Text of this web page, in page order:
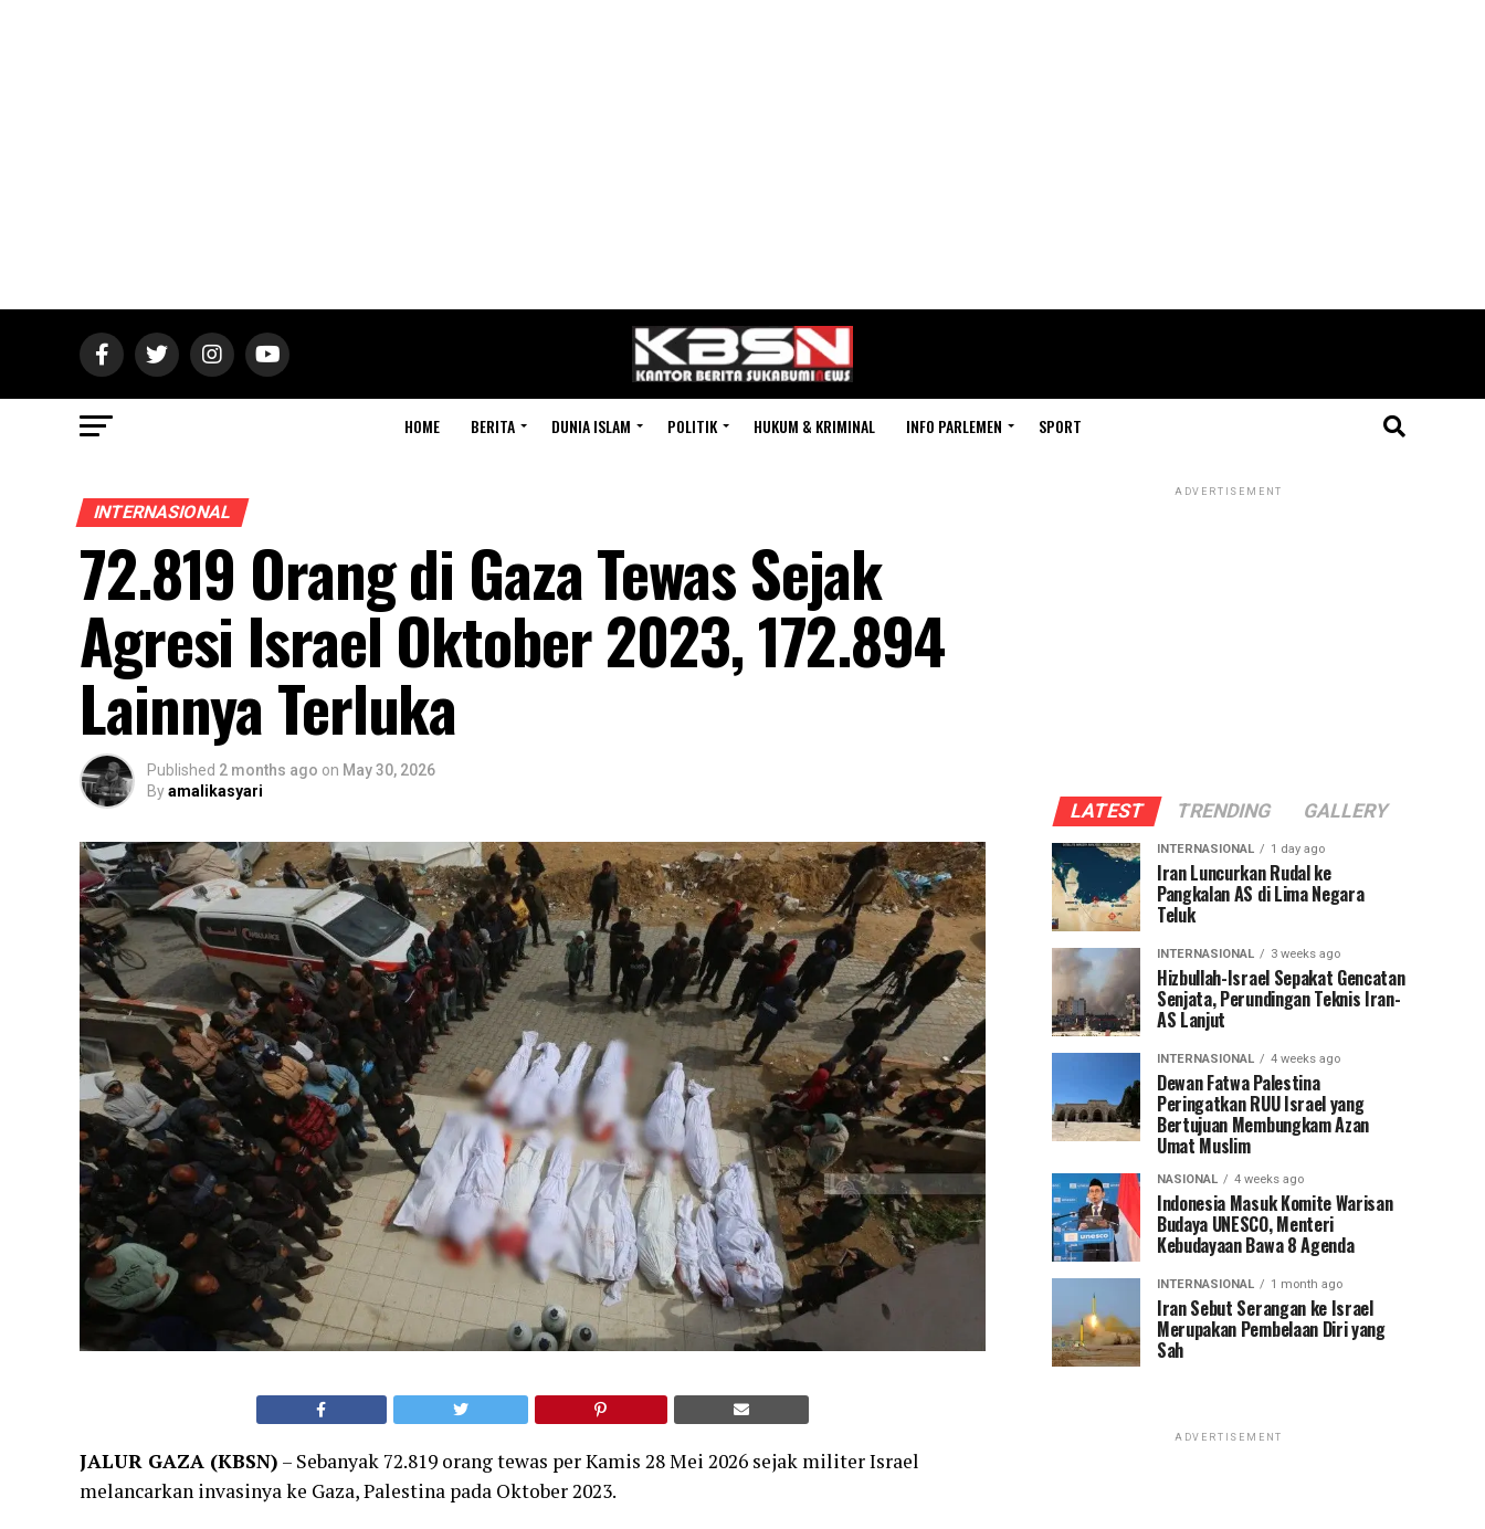
HOME BERITA DUNIA ISLAM POLITIK HUKUM & KRIMINAL INFO PARLEMEN SPORT
INTERNASIONAL
72.819 Orang di Gaza Tewas Sejak
Agresi Israel Oktober 2023, 172.894
Lainnya Terluka
Published 2 months ago on May 30, 2026
Byamalikasyari
JALUR GAZA (KBSN) – Sebanyak 72.819 orang tewas per Kamis 28 Mei 2026 sejak militer Israel
melancarkan invasinya ke Gaza, Palestina pada Oktober 2023.
ADVERTISEMENT
LATEST TRENDING GALLERY
INTERNASIONAL 1 day ago
Iran Luncurkan Rudal ke
Pangkalan AS di Lima Negara
Teluk
INTERNASIONAL 3 weeks ago
Hizbullah-Israel Sepakat Gencatan
Senjata, Perundingan Teknis Iran-
AS Lanjut
INTERNASIONAL 4 weeks ago
Dewan Fatwa Palestina
Peringatkan RUU Israel yang
Bertujuan Membungkam Azan
Umat Muslim
NASIONAL 4 weeks ago
Indonesia Masuk Komite Warisan
Budaya UNESCO, Menteri
Kebudayaan Bawa 8 Agenda
INTERNASIONAL 1 month ago
Iran Sebut Serangan ke Israel
Merupakan Pembelaan Diri yang
Sah
ADVERTISEMENT